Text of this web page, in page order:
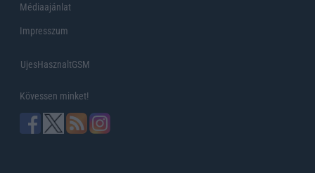
Médiaajánlat
Impresszum
UjesHasznaltGSM
Kövessen minket!